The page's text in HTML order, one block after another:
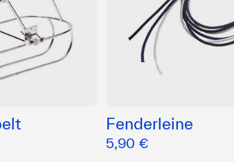
Fenderleine
5,90 €